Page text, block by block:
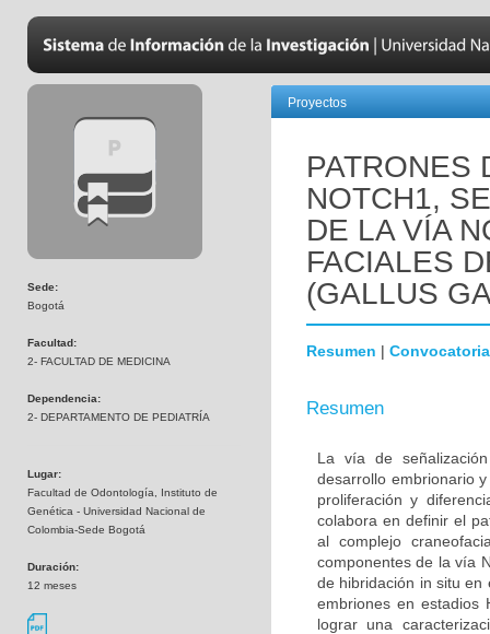
Sede:
Bogotá
Facultad:
2- FACULTAD DE MEDICINA
Dependencia:
2- DEPARTAMENTO DE PEDIATRÍA
Lugar:
Facultad de Odontología, Instituto de
Genética - Universidad Nacional de
Colombia-Sede Bogotá
Duración:
12 meses
Proyectos
PATRONES
NOTCH1,
DE LA VÍA
FACIALES
(GALLUS
Resumen | Convocatoria
Resumen
La vía de
desarrollo embrionario
proliferación y
colabora en definir el
al complejo
componentes de la vía
de hibridación in situ en
embriones en estadios
lograr una